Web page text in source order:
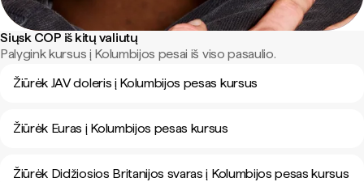
Siųsk COP iš kitų valiutų
Palygink kursus į Kolumbijos pesai iš viso pasaulio.
Žiūrėk JAV doleris į Kolumbijos pesas kursus
Žiūrėk Euras į Kolumbijos pesas kursus
Žiūrėk Didžiosios Britanijos svaras į Kolumbijos pesas kursus